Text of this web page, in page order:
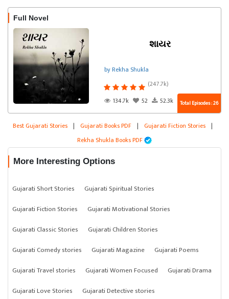
Full Novel
શાયર
by Rekha Shukla
(247.7k)
134.7k
52 52.3k Total Episodes : 26
Best Gujarati Stories | Gujarati Books PDF | Gujarati Fiction Stories |
Rekha Shukla Books PDF
More Interesting Options
Gujarati Short Stories
Gujarati Spiritual Stories
Gujarati Fiction Stories
Gujarati Motivational Stories
Gujarati Classic Stories
Gujarati Children Stories
Gujarati Comedy stories
Gujarati Magazine
Gujarati Poems
Gujarati Travel stories
Gujarati Women Focused
Gujarati Drama
Gujarati Love Stories
Gujarati Detective stories